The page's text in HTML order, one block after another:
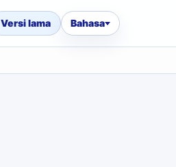
Versi lama Bahasa